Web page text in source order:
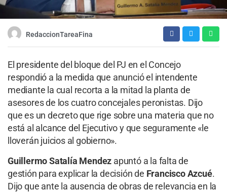
RedaccionTareaFina
El presidente del bloque del PJ en el Concejo
respondió a la medida que anunció el intendente
mediante la cual recorta a la mitad la planta de
asesores de los cuatro concejales peronistas. Dijo
que es un decreto que rige sobre una materia que no
está al alcance del Ejecutivo y que seguramente «le
lloverán juicios al gobierno».
Guillermo Satalía Mendez apuntó a la falta de
gestión para explicar la decisión de Francisco Azcué.
Dijo que ante la ausencia de obras de relevancia en la